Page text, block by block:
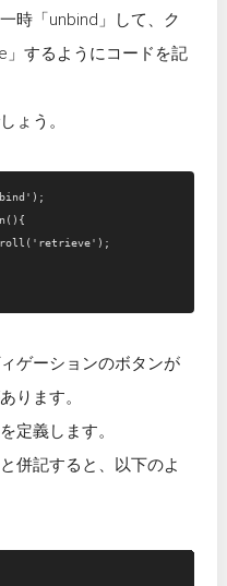
時「unbind」して、ク
」するようにコードを記
ょう。
ゲーションのボタンが
ります。
定義します。
併記すると、以下のよ